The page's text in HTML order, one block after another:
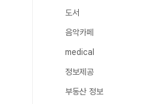
도서
음악카페
medical
정보제공
부동산 정보